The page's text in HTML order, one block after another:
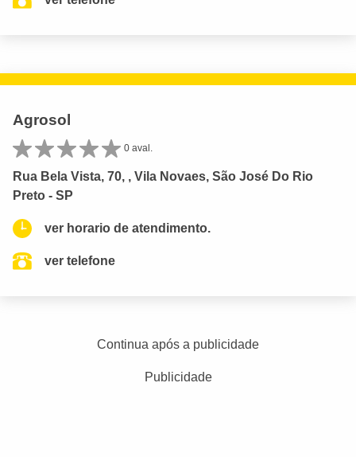
Agrosol
0 aval.
Rua Bela Vista, 70, , Vila Novaes, São José Do Rio
Preto - SP
ver horario de atendimento.
ver telefone
Continua após a publicidade
Publicidade